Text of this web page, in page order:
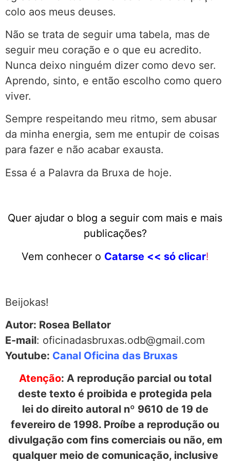
colo aos meus deuses.
Não se trata de seguir uma tabela, mas de
seguir meu coração e o que eu acredito.
Nunca deixo ninguém dizer como devo ser.
Aprendo, sinto, e então escolho como quero
viver.
Sempre respeitando meu ritmo, sem abusar
da minha energia, sem me entupir de coisas
para fazer e não acabar exausta.
Essa é a Palavra da Bruxa de hoje.
Quer ajudar o blog a seguir com mais e mais
publicações?
Vem conhecer o Catarse << só clicar!
Beijokas!
Autor: Rosea Bellator
E-mail: oficinadasbruxas.odb@gmail.com
Youtube: Canal Oficina das Bruxas
Atenção: A reprodução parcial ou total
deste texto é proibida e protegida pela
lei do direito autoral nº 9610 de 19 de
fevereiro de 1998. Proíbe a reprodução ou
divulgação com fins comerciais ou não, em
qualquer meio de comunicação, inclusive